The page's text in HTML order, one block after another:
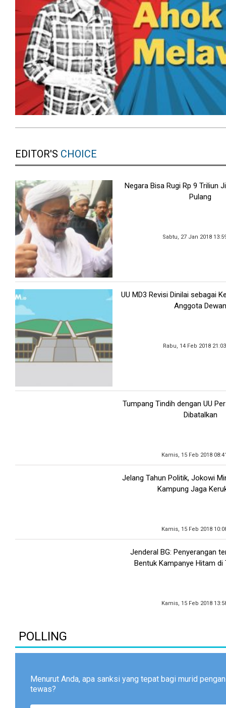
EDITOR'S CHOICE
Negara Bisa Rugi Rp 9 Triliun
Pulang
Sabtu, 27 Jan 2018
UU MD3 Revisi Dinilai sebagai
Anggota
Rabu, 14 Feb 2018
Tumpang Tindih dengan UU
Dibatalkan
Kamis, 15 Feb 2018
Jelang Tahun Politik, Jokowi
Kampung Jaga
Kamis, 15 Feb 2018
Jenderal BG: Penyerangan
Bentuk Kampanye Hitam di
Kamis, 15 Feb 2018
POLLING
Menurut Anda, apa sanksi yang tepat bagi murid
tewas?